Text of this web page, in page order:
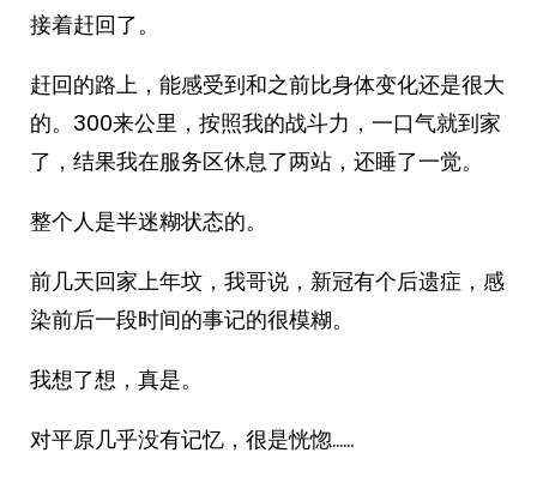
接着赶回了。
赶回的路上，能感受到和之前比身体变化还是很大
的。300来公里，按照我的战斗力，一口气就到家
了，结果我在服务区休息了两站，还睡了一觉。
整个人是半迷糊状态的。
前几天回家上年坟，我哥说，新冠有个后遗症，感
染前后一段时间的事记的很模糊。
我想了想，真是。
对平原几乎没有记忆，很是恍惚……